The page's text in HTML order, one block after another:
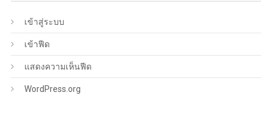
เข้าสู่ระบบ
เข้าฟีด
แสดงความเห็นฟีด
WordPress.org